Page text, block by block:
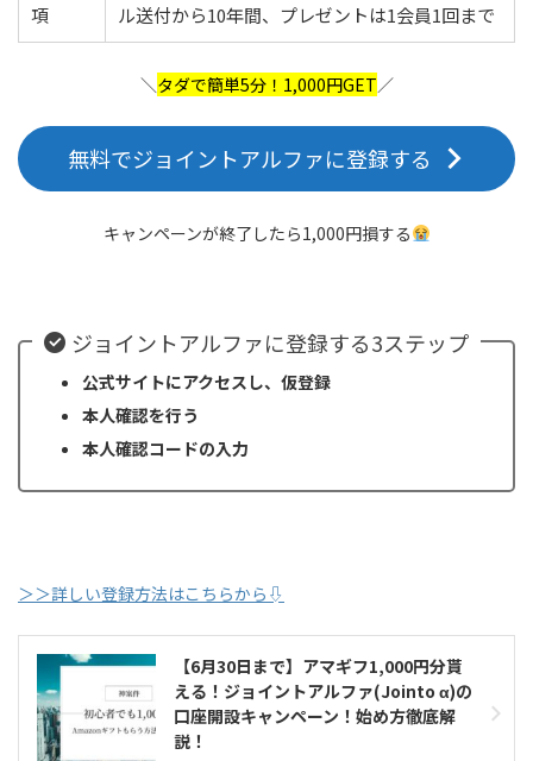
項
ル送付から10年間、プレゼントは1会員1回まで
＼タダで簡単5分！1,000円GET／
無料でジョイントアルファに登録する
キャンペーンが終了したら1,000円損する
ジョイントアルファに登録する3ステップ
公式サイトにアクセスし、仮登録
本人確認を行う
本人確認コードの入力
＞＞詳しい登録方法はこちらから⇩
【6月30日まで】アマギフ1,000円分貰
える！ジョイントアルファ(Jointo α)の
口座開設キャンペーン！始め方徹底解
説！